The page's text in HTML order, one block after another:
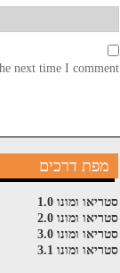
next time I comment.
מפת דרכים
סטריאו ומונו 1.0
סטריאו ומונו 2.0
סטריאו ומונו 3.0
סטריאו ומונו 3.1